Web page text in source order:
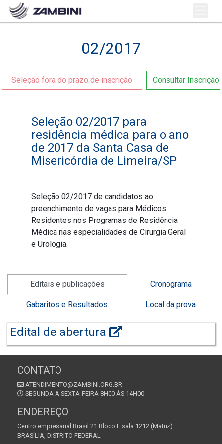
02/2017
Seleção fora do prazo de inscrição Consultar Inscrição
Seleção 02/2017 para
residência médica para o ano
de 2017 da Santa Casa de
Misericórdia de Limeira/SP
Seleção 02/2017 de candidatos ao
preenchimento de vagas para Médicos
Residentes nos Programas de Residência
Médica nas especialidades de Cirurgia Geral
e Urologia.
Editais e publicações Cronograma
Gabaritos e Resultados Local da prova
Edital de abertura
CONTATO
ATENDIMENTO@ZAMBINI.ORG.BR
SEGUNDA A SEXTA-FEIRA 8H00 ÀS 14H00
ENDEREÇO
Centro empresarial Brasil 21 Bloco E sala 1212 (Matriz)
BRASÍLIA, DISTRITO FEDERAL